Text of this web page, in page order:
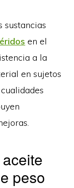
sustancias
en el
a la
en sujetos
peso